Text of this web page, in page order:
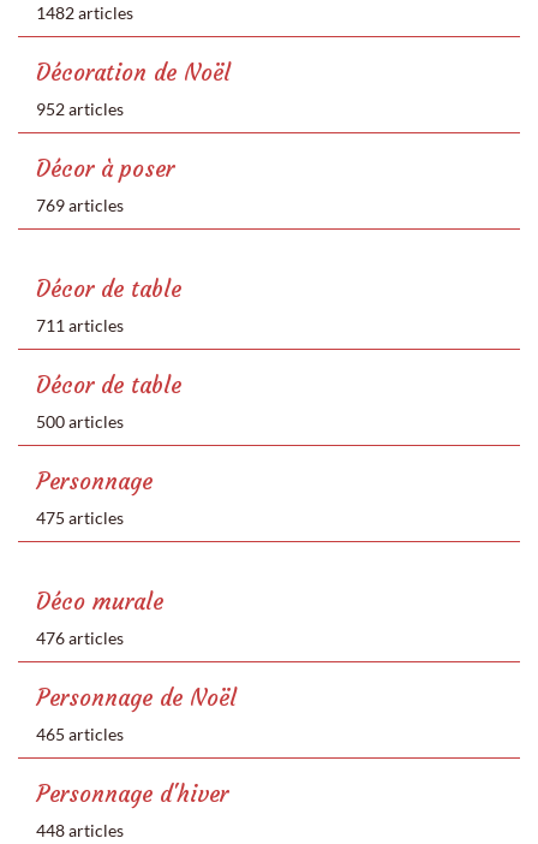
1482 articles
Décoration de Noël
952 articles
Décor à poser
769 articles
Décor de table
711 articles
Décor de table
500 articles
Personnage
475 articles
Déco murale
476 articles
Personnage de Noël
465 articles
Personnage d'hiver
448 articles